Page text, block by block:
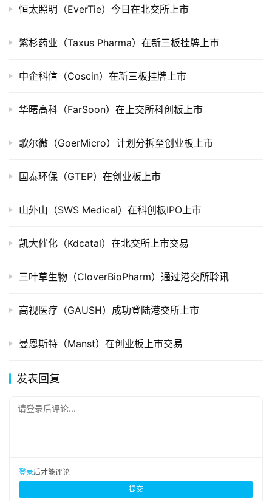
上
业
院
恒太照明（EverTie）今日在北交所上市
紫杉药业（Taxus Pharma）在新三板挂牌上市
中企科信（Coscin）在新三板挂牌上市
华曙高科（FarSoon）在上交所科创板上市
歌尔微（GoerMicro）计划分拆至创业板上市
国泰环保（GTEP）在创业板上市
山外山（SWS Medical）在科创板IPO上市
凯大催化（Kdcatal）在北交所上市交易
三叶草生物（CloverBioPharm）通过港交所聆讯
高视医疗（GAUSH）成功登陆港交所上市
曼恩斯特（Manst）在创业板上市交易
发表回复
请登录后评论...
登录后才能评论
提交